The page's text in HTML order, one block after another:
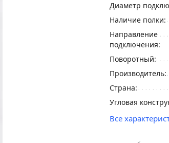
Диаметр
Наличие полки:
Направление
подключения:
Поворотный:
Производитель:
Страна:
Угловая
Все